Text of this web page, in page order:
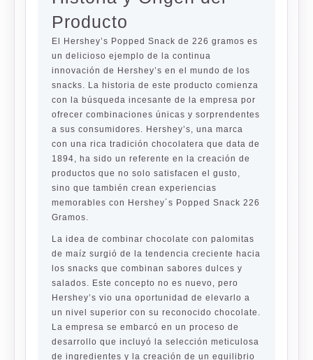
Producto
El Hershey’s Popped Snack de 226 gramos es
un delicioso ejemplo de la continua
innovación de Hershey’s en el mundo de los
snacks. La historia de este producto comienza
con la búsqueda incesante de la empresa por
ofrecer combinaciones únicas y sorprendentes
a sus consumidores. Hershey’s, una marca
con una rica tradición chocolatera que data de
1894, ha sido un referente en la creación de
productos que no solo satisfacen el gusto,
sino que también crean experiencias
memorables con Hershey´s Popped Snack 226
Gramos.
La idea de combinar chocolate con palomitas
de maíz surgió de la tendencia creciente hacia
los snacks que combinan sabores dulces y
salados. Este concepto no es nuevo, pero
Hershey’s vio una oportunidad de elevarlo a
un nivel superior con su reconocido chocolate.
La empresa se embarcó en un proceso de
desarrollo que incluyó la selección meticulosa
de ingredientes y la creación de un equilibrio